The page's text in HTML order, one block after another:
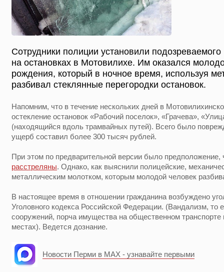
Сотрудники полиции установили
на остановках в Мотовилихе. Им оказался
рождения, который в ночное время, используя
разбивал стеклянные перегородки остановок.
Напомним, что в течение нескольких дней в
остекление остановок «Рабочий поселок», «Грачева»,
(находящийся вдоль трамвайных путей). Всего было
ущерб составил более 300 тысяч рублей.
При этом по предварительной версии было предположение,
расстреляны. Однако, как выяснили полицейские,
металлическим молотком, которым молодой человек
В настоящее время в отношении гражданина возбуждено
Уголовного кодекса Российской Федерации. (Вандализм, то
сооружений, порча имущества на общественном
местах). Ведется дознание.
Новости Перми в MAX - узнавайте первыми